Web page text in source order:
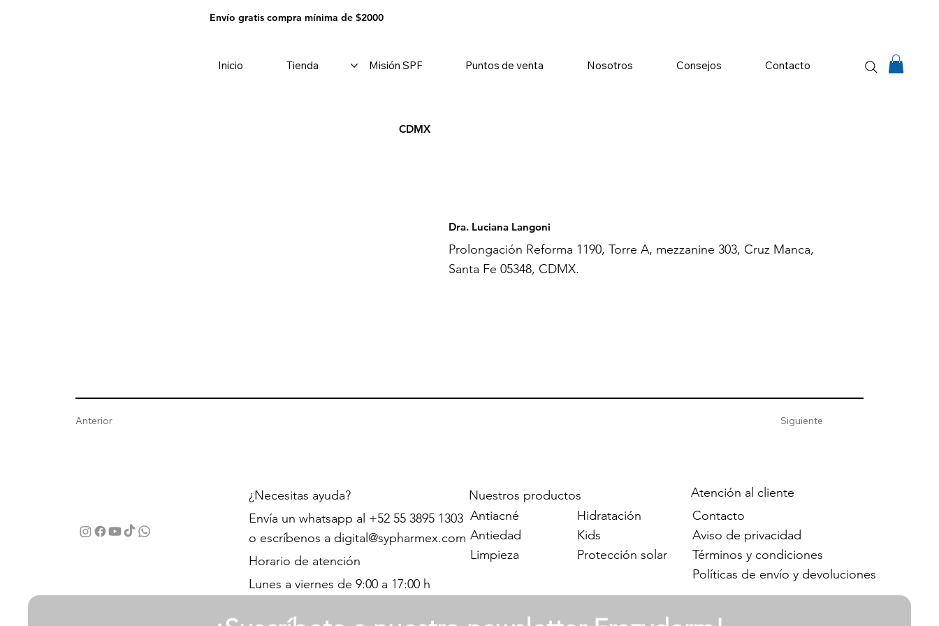
Envío gratis compra mínima de $2000
Inicio Tienda Misión SPF Puntos de venta Nosotros Consejos Contacto
CDMX
Dra. Luciana Langoni
Prolongación Reforma 1190, Torre A, mezzanine 303, Cruz Manca,
Santa Fe 05348, CDMX.
Anterior Siguiente
¿Necesitas ayuda?
Envía un whatsapp al +52 55 3895 1303
o escríbenos a digital@sypharmex.com
Horario de atención
Lunes a viernes de 9:00 a 17:00 h
Nuestros productos
Antiacné
Hidratación
Antiedad
Kids
Limpieza
Protección solar
Atención al cliente
Contacto
Aviso de privacidad
Términos y condiciones
Políticas de envío y devoluciones